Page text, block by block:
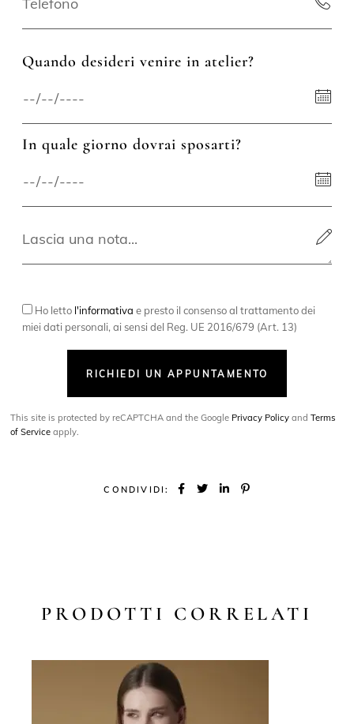
Quando desideri venire in atelier?
In quale giorno dovrai sposarti?
Ho letto l'informativa e presto il consenso al trattamento dei
miei dati personali, ai sensi del Reg. UE 2016/679 (Art. 13)
RICHIEDI UN APPUNTAMENTO
This site is protected by reCAPTCHA and the Google Privacy Policy andTerms
of Service apply.
CONDIVIDI:
PRODOTTI CORRELATI